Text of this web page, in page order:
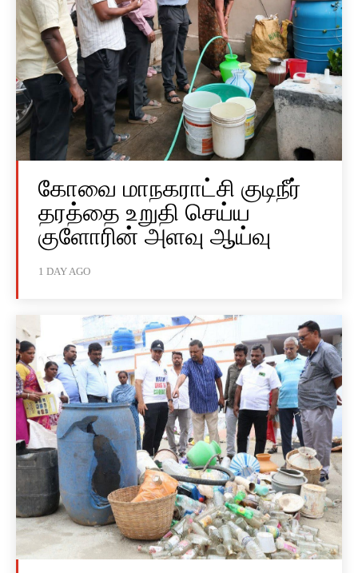
கோவை மாநகராட்சி குடிநீர்
தரத்தை உறுதி செய்ய
குளோரின் அளவு ஆய்வு
1 DAY AGO